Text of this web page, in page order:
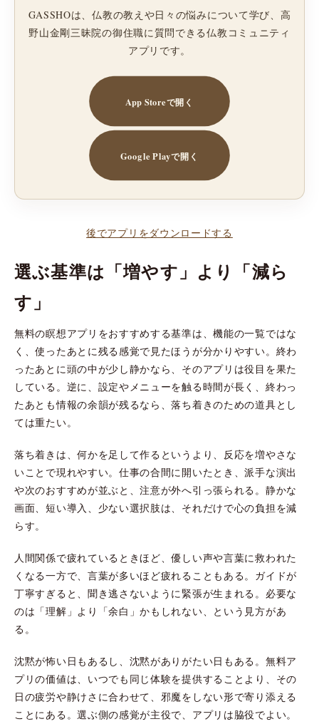
GASSHOは、仏教の教えや日々の悩みについて学び、高
野山金剛三昧院の御住職に質問できる仏教コミュニティ
アプリです。
App Storeで開く
Google Playで開く
後でアプリをダウンロードする
選ぶ基準は「増やす」より「減ら
す」
無料の瞑想アプリをおすすめする基準は、機能の一覧ではな
く、使ったあとに残る感覚で見たほうが分かりやすい。終わ
ったあとに頭の中が少し静かなら、そのアプリは役目を果た
している。逆に、設定やメニューを触る時間が長く、終わっ
たあとも情報の余韻が残るなら、落ち着きのための道具とし
ては重たい。
落ち着きは、何かを足して作るというより、反応を増やさな
いことで現れやすい。仕事の合間に開いたとき、派手な演出
や次のおすすめが並ぶと、注意が外へ引っ張られる。静かな
画面、短い導入、少ない選択肢は、それだけで心の負担を減
らす。
人間関係で疲れているときほど、優しい声や言葉に救われた
くなる一方で、言葉が多いほど疲れることもある。ガイドが
丁寧すぎると、聞き逃さないように緊張が生まれる。必要な
のは「理解」より「余白」かもしれない、という見方があ
る。
沈黙が怖い日もあるし、沈黙がありがたい日もある。無料ア
プリの価値は、いつでも同じ体験を提供することより、その
日の疲労や静けさに合わせて、邪魔をしない形で寄り添える
ことにある。選ぶ側の感覚が主役で、アプリは脇役でよい。